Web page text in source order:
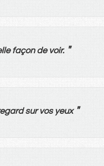
façon de voir. "
sur vos yeux "